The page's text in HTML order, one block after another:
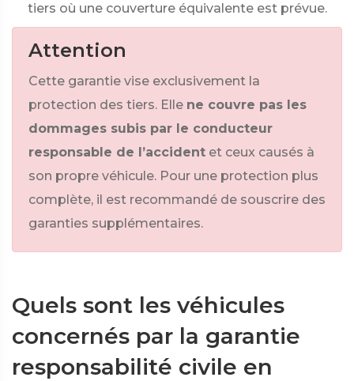
tiers où une couverture équivalente est prévue.
Attention
Cette garantie vise exclusivement la
protection des tiers. Elle ne couvre pas les
dommages subis par le conducteur
responsable de l’accident et ceux causés à
son propre véhicule. Pour une protection plus
complète, il est recommandé de souscrire des
garanties supplémentaires.
Quels sont les véhicules
concernés par la garantie
responsabilité civile en